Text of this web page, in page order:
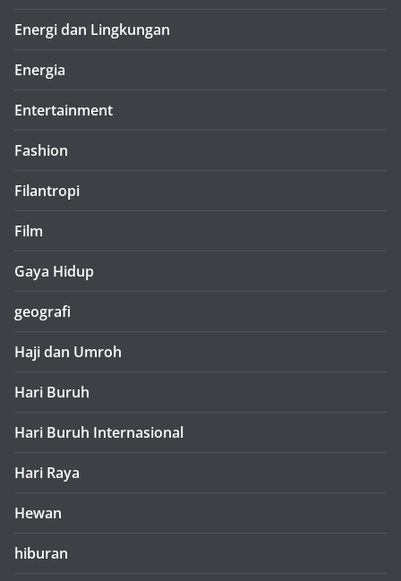
Energi dan Lingkungan
Energia
Entertainment
Fashion
Filantropi
Film
Gaya Hidup
geografi
Haji dan Umroh
Hari Buruh
Hari Buruh Internasional
Hari Raya
Hewan
hiburan